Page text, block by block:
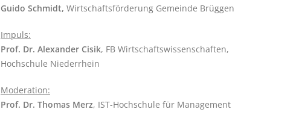
Guido Schmidt, Wirtschaftsförderung Gemeinde Brüggen
Impuls:
Prof. Dr. Alexander Cisik, FB Wirtschaftswissenschaften,
Hochschule Niederrhein
Moderation:
Prof. Dr. Thomas Merz, IST-Hochschule für Management